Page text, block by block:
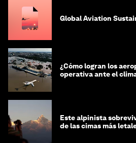
Global Aviation
¿Cómo logran los
operativa ante el
Este alpinista
de las cimas más